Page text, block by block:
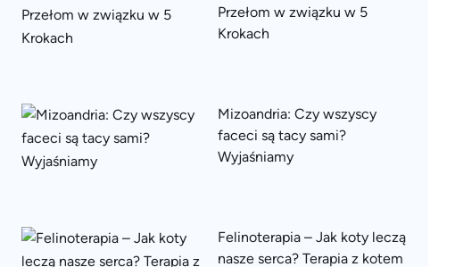
Przełom w związku w 5
Krokach
Mizoandria: Czy wszyscy
faceci są tacy sami?
Wyjaśniamy
Felinoterapia – Jak koty leczą
nasze serca? Terapia z kotem